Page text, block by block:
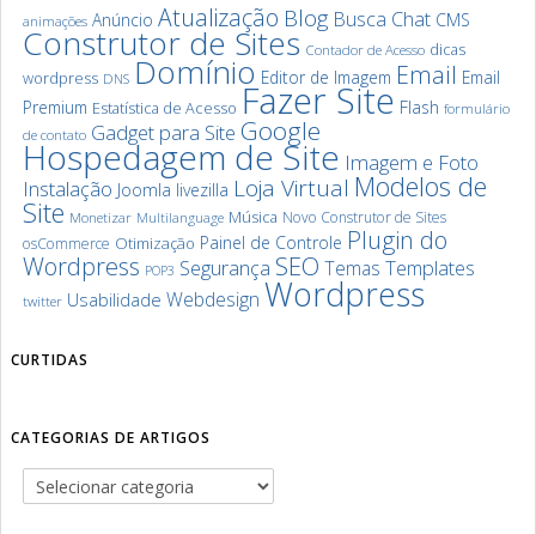
animações Anúncio Atualização Blog Busca Chat CMS
Construtor de Sites Contador de Acesso dicas
wordpress DNS Domínio Editor de Imagem Email Email
Premium Estatística de Acesso Fazer Site Flash formulário
de contato Gadget para Site Google
Hospedagem de Site Imagem e Foto
Instalação Joomla livezilla Loja Virtual Modelos de
Site Monetizar Multilanguage Música Novo Construtor de Sites
osCommerce Otimização Painel de Controle Plugin do
Wordpress POP3 Segurança SEO Temas Templates
twitter Usabilidade Webdesign Wordpress
CURTIDAS
CATEGORIAS DE ARTIGOS